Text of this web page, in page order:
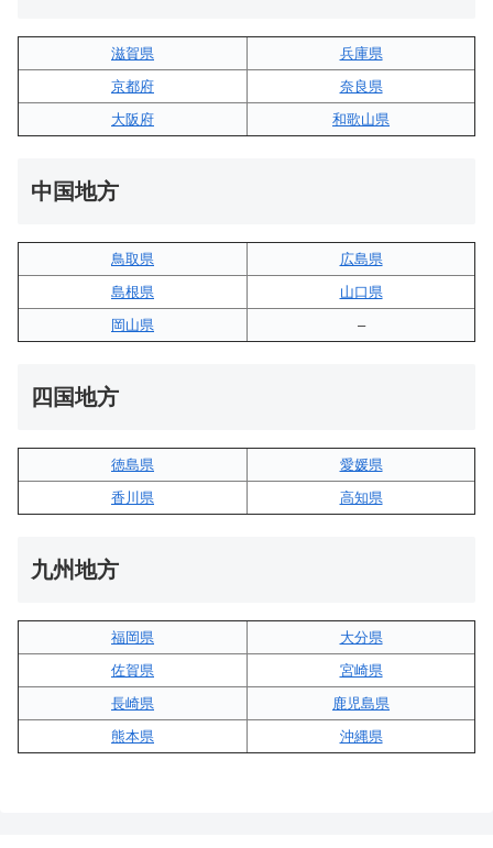
滋賀県
兵庫県
京都府
奈良県
大阪府
和歌山県
中国地方
鳥取県
広島県
島根県
山口県
岡山県
–
四国地方
徳島県
愛媛県
香川県
高知県
九州地方
福岡県
大分県
佐賀県
宮崎県
長崎県
鹿児島県
熊本県
沖縄県